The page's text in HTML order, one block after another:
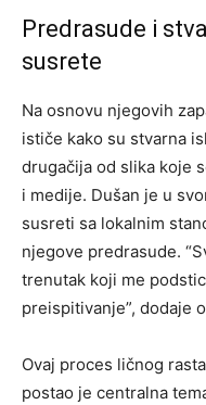
Predrasude i
susrete
Na osnovu njegovih
ističe kako su stvarna
drugačija od slika koje
i medije. Dušan je u
susreti sa lokalnim
njegove predrasude.
trenutak koji me
preispitivanje”, dodaje
Ovaj proces ličnog
postao je centralna